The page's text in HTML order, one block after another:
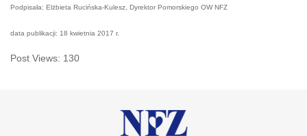
Podpisała: Elżbieta Rucińska-Kulesz, Dyrektor Pomorskiego OW NFZ
data publikacji: 18 kwietnia 2017 r.
Post Views: 130